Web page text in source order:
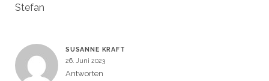
Stefan
SUSANNE KRAFT
26. Juni 2023
Antworten